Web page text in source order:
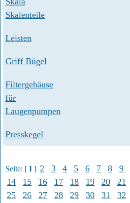
Skalenteile
Leisten
Griff Bügel
Filtergehäuse
für
Laugenpumpen
Presskegel
Seite: [ 1 ] 2 3 4 5 6 7 8 9
14
15 16 17 18 19 20 21
25
26 27 28 29 30 31 32